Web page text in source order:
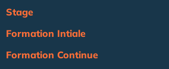
Stage
Formation Intiale
Formation Continue